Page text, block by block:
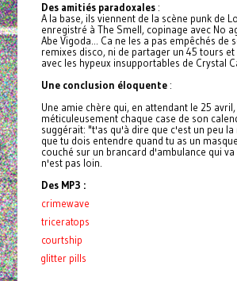
Des amitiés paradoxales:
A la base, ils viennent de la scène punk de
enregistré à The Smell, copinage avec No
Abe Vigoda... Ca ne les a pas empêchés de
remixes disco, ni de partager un 45 tours
avec les hypeux insupportables de Crystal
Une conclusion éloquente:
Une amie chère qui, en attendant le 25
méticuleusement chaque case de son
suggérait: "t'as qu'à dire que c'est un peu
que tu dois entendre quand tu as un
couché sur un brancard d'ambulance qui va
n'est pas loin.
Des MP3 :
crimewave
triceratops
courtship
glitter pills